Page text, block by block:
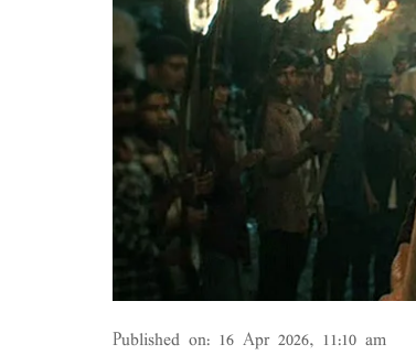
Published on: 16 Apr 2026, 11:10 am